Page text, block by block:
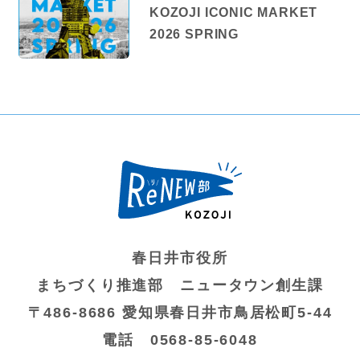
高蔵寺NTに住む
KOZOJI ICONIC MARKET
2026 SPRING
春日井市役所
まちづくり推進部 ニュータウン創生課
〒486-8686 愛知県春日井市鳥居松町5-44
電話 0568-85-6048